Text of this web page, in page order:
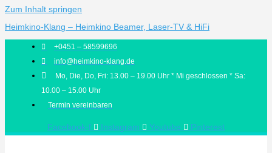
Zum Inhalt springen
Heimkino-Klang – Heimkino Beamer, Laser-TV & HiFi
+0451 – 58599696
info@heimkino-klang.de
Mo, Die, Do, Fri: 13.00 – 19.00 Uhr * Mi geschlossen * Sa:
10.00 – 15.00 Uhr
Termin vereinbaren
Facebook-f Instagram Youtube Pinterest